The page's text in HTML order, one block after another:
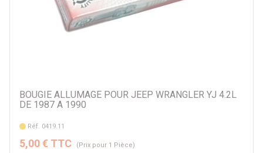
BOUGIE ALLUMAGE POUR JEEP WRANGLER YJ 4.2L
DE 1987 A 1990
Réf. 0419.11
5,00 € TTC (Prix pour 1 Pièce)